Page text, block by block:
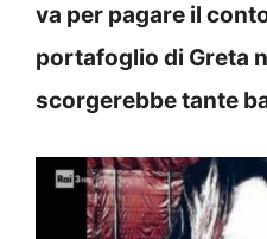
va per pagare il
portafoglio di Greta
scorgerebbe tante